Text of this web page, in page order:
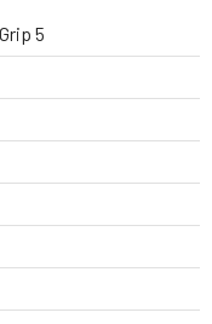
5